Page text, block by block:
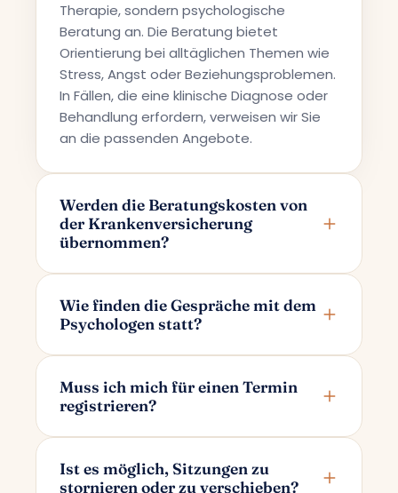
Therapie, sondern psychologische
Beratung an. Die Beratung bietet
Orientierung bei alltäglichen Themen wie
Stress, Angst oder Beziehungsproblemen.
In Fällen, die eine klinische Diagnose oder
Behandlung erfordern, verweisen wir Sie
an die passenden Angebote.
Werden die Beratungskosten von
der Krankenversicherung
übernommen?
Beratungsleistung an; daher werden die
Kosten nicht von den
Wie finden die Gespräche mit dem
Psychologen statt?
Meet statt. Nachdem Sie Ihren Termin
gebucht haben, erhalten Sie per E-Mail
Muss ich mich für einen Termin
registrieren?
Sie nur Ihren Namen und Ihre E-Mail-
Adresse angeben. Mit diesen Angaben
Ist es möglich, Sitzungen zu
stornieren oder zu verschieben?